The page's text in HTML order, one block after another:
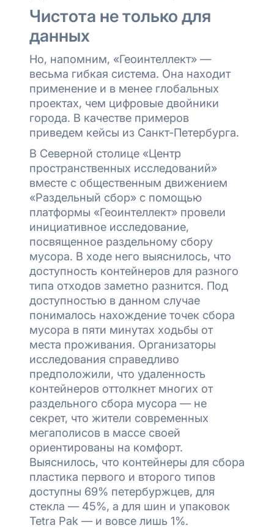
Чистота не только для
данных
Но, напомним, «Геоинтеллект» —
весьма гибкая система. Она находит
применение и в менее глобальных
проектах, чем цифровые двойники
города. В качестве примеров
приведем кейсы из Санкт-Петербурга.
В Северной столице «Центр
пространственных исследований»
вместе с общественным движением
«Раздельный сбор» с помощью
платформы «Геоинтеллект» провели
инициативное исследование,
посвященное раздельному сбору
мусора. В ходе него выяснилось, что
доступность контейнеров для разного
типа отходов заметно разнится. Под
доступностью в данном случае
понималось нахождение точек сбора
мусора в пяти минутах ходьбы от
места проживания. Организаторы
исследования справедливо
предположили, что удаленность
контейнеров оттолкнет многих от
раздельного сбора мусора — не
секрет, что жители современных
мегаполисов в массе своей
ориентированы на комфорт.
Выяснилось, что контейнеры для сбора
пластика первого и второго типов
доступны 69% петербуржцев, для
стекла — 45%, а для шин и упаковок
Tetra Pak — и вовсе лишь 1%.